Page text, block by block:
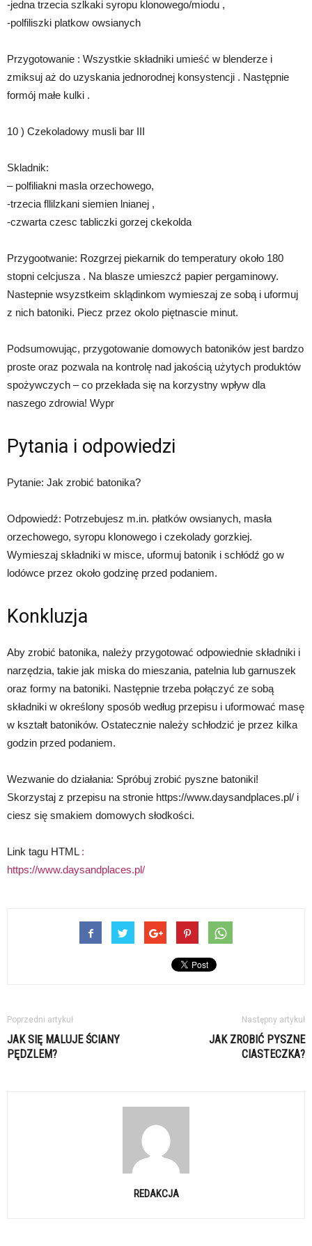
-jedna trzecia szlkaki syropu klonowego/miodu ,
-polfiliszki platkow owsianych
Przygotowanie : Wszystkie składniki umieść w blenderze i
zmiksuj aż do uzyskania jednorodnej konsystencji . Następnie
formój małe kulki .
10 ) Czekoladowy musli bar III
Skladnik:
– polfiliakni masla orzechowego,
-trzecia fllilzkani siemien lnianej ,
-czwarta czesc tabliczki gorzej ckekolda
Przygootwanie: Rozgrzej piekarnik do temperatury około 180
stopni celcjusza . Na blasze umieszcź papier pergaminowy.
Nastepnie wsyzstkeim sklądinkom wymieszaj ze sobą i uformuj
z nich batoniki. Piecz przez okolo piętnascie minut.
Podsumowując, przygotowanie domowych batoników jest bardzo
proste oraz pozwala na kontrolę nad jakością użytych produktów
spożywczych – co przekłada się na korzystny wpływ dla
naszego zdrowia! Wypr
Pytania i odpowiedzi
Pytanie: Jak zrobić batonika?
Odpowiedź: Potrzebujesz m.in. płatków owsianych, masła
orzechowego, syropu klonowego i czekolady gorzkiej.
Wymieszaj składniki w misce, uformuj batonik i schłódź go w
lodówce przez około godzinę przed podaniem.
Konkluzja
Aby zrobić batonika, należy przygotować odpowiednie składniki i
narzędzia, takie jak miska do mieszania, patelnia lub garnuszek
oraz formy na batoniki. Następnie trzeba połączyć ze sobą
składniki w określony sposób według przepisu i uformować masę
w kształt batoników. Ostatecznie należy schłodzić je przez kilka
godzin przed podaniem.
Wezwanie do działania: Spróbuj zrobić pyszne batoniki!
Skorzystaj z przepisu na stronie https://www.daysandplaces.pl/ i
ciesz się smakiem domowych słodkości.
Link tagu HTML :
https://www.daysandplaces.pl/
Poprzedni artykuł
JAK SIĘ MALUJE ŚCIANY
PĘDZLEM?
Następny artykuł
JAK ZROBIĆ PYSZNE
CIASTECZKA?
REDAKCJA